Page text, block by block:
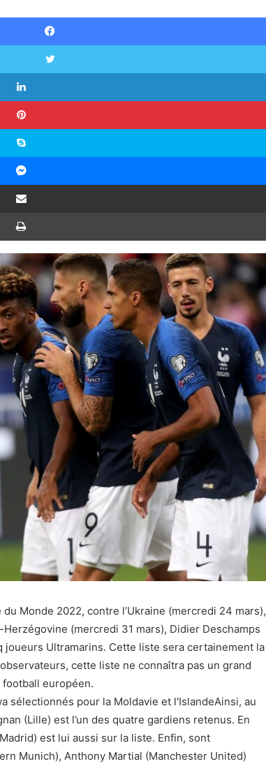
Monde 2022, contre l’Ukraine (mercredi 24 mars),
(mercredi 31 mars), Didier Deschamps
Ultramarins. Cette liste sera certainement la
cette liste ne connaîtra pas un grand
européen.
Ainsi, au
(Lille) est l’un des quatre gardiens retenus. En
est lui aussi sur la liste. Enfin, sont
Munich), Anthony Martial (Manchester United)